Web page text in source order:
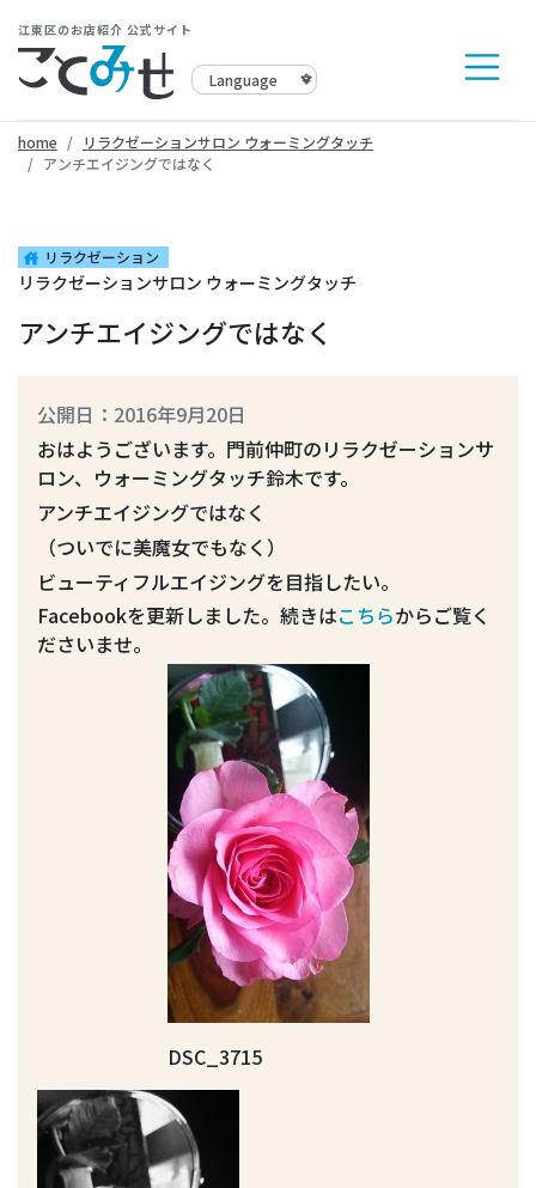
江東区のお店紹介 公式サイト
home
リラクゼーションサロン ウォーミングタッチ
アンチエイジングではなく
house リラクゼーション
リラクゼーションサロン ウォーミングタッチ
アンチエイジングではなく
公開日：2016年9月20日
おはようございます。門前仲町のリラクゼーションサ
ロン、ウォーミングタッチ鈴木です。
アンチエイジングではなく
（ついでに美魔女でもなく）
ビューティフルエイジングを目指したい。
Facebookを更新しました。続きはこちらからご覧く
ださいませ。
DSC_3715